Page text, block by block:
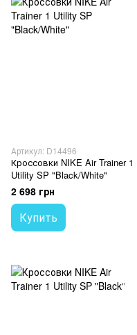
Артикул: D14496
Кроссовки NIKE Air Trainer 1
Utility SP "Black/White"
2 698 грн
Купить